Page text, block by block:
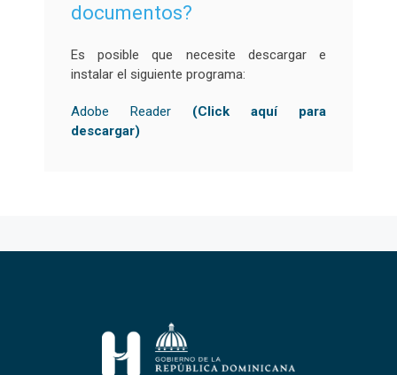
documentos?
Es posible que necesite descargar e
instalar el siguiente programa:
Adobe Reader (Click aquí para
descargar)